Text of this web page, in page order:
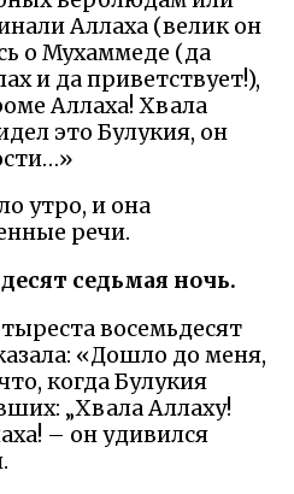
Аллаха (велик он
о Мухаммеде (да
и да приветствует!),
Аллаха! Хвала
это Булукия, он
утро, и она
речи.
седьмая ночь.
восемьдесят
«Дошло до меня,
когда Булукия
„Хвала Аллаху!
– он удивился